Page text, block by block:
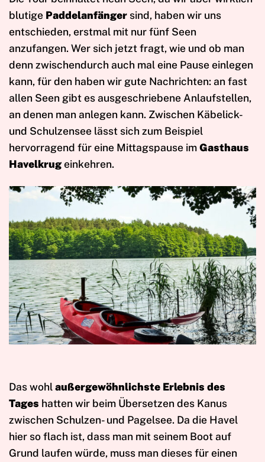
blutige Paddelanfänger sind, haben wir uns
entschieden, erstmal mit nur fünf Seen
anzufangen. Wer sich jetzt fragt, wie und ob man
denn zwischendurch auch mal eine Pause einlegen
kann, für den haben wir gute Nachrichten: an fast
allen Seen gibt es ausgeschriebene Anlaufstellen,
an denen man anlegen kann. Zwischen Käbelick-
und Schulzensee lässt sich zum Beispiel
hervorragend für eine Mittagspause imGasthaus
Havelkrugeinkehren.
Das wohlaußergewöhnlichste Erlebnis des
Tages hatten wir beim Übersetzen des Kanus
zwischen Schulzen- und Pagelsee. Da die Havel
hier so flach ist, dass man mit seinem Boot auf
Grund laufen würde, muss man dieses für einen